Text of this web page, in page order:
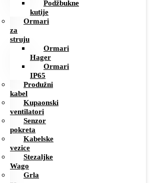
Podžbukne
kutije
Ormari
za
struju
Ormari
Hager
Ormari
IP65
Produžni
kabel
Kupaonski
ventilatori
Senzor
pokreta
Kabelske
vezice
Stezaljke
Wago
Grla